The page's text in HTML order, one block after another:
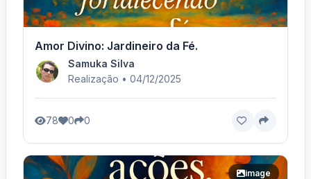
Amor Divino: Jardineiro da Fé.
Samuka Silva
Realização • 04/12/2025
78 0 0
image